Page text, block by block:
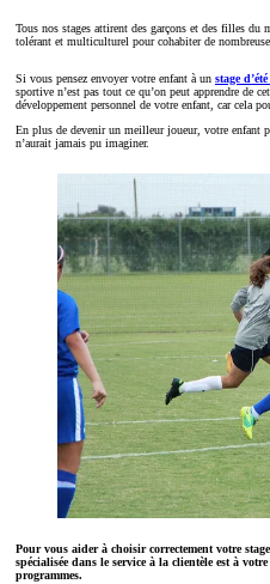
Tous nos stages attirent des garçons et des filles du
tolérant et multiculturel pour cohabiter de
Si vous pensez envoyer votre enfant à un stage
sportive n’est pas tout ce qu’on peut apprendre de
développement personnel de votre enfant, car cela
En plus de devenir un meilleur joueur, votre enfant
n’aurait jamais pu imaginer.
Pour vous aider à choisir correctement votre
spécialisée dans le service à la clientèle est à
programmes.